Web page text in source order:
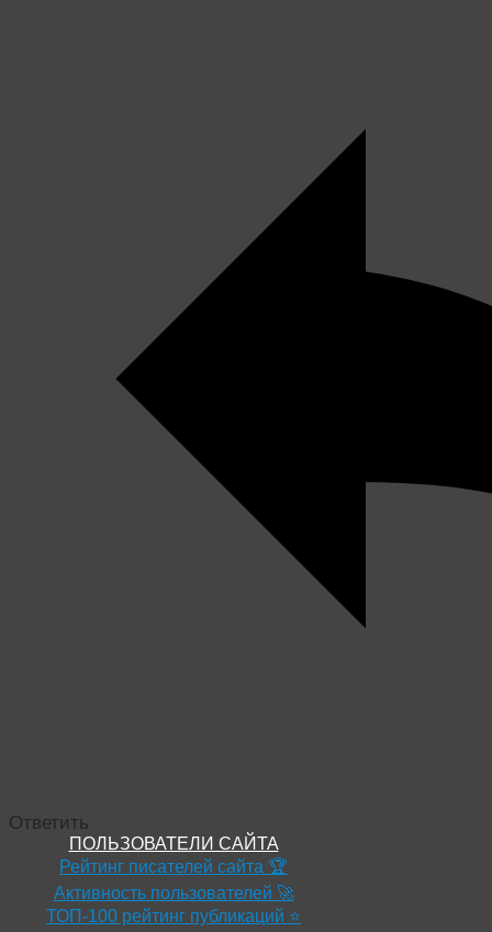
Ответить
ПОЛЬЗОВАТЕЛИ САЙТА
Рейтинг писателей сайта 🏆
Активность пользователей 🚀
ТОП-100 рейтинг публикаций ⭐